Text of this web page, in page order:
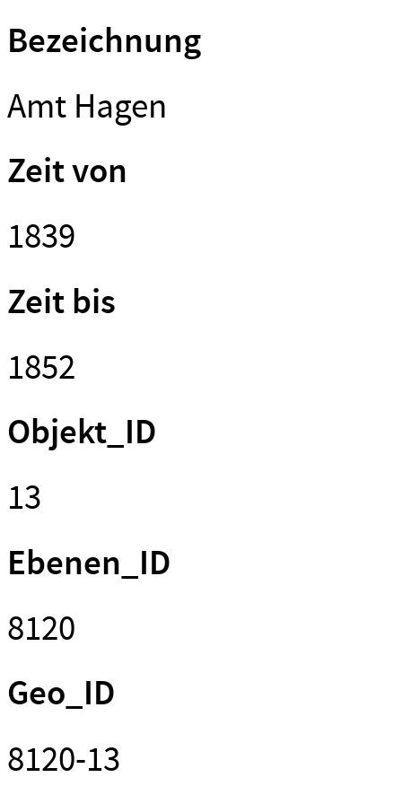
Bezeichnung
Amt Hagen
Zeit von
1839
Zeit bis
1852
Objekt_ID
13
Ebenen_ID
8120
Geo_ID
8120-13